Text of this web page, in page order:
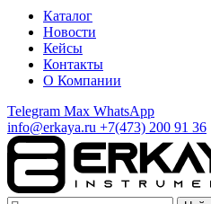
Каталог
Новости
Кейсы
Контакты
О Компании
Telegram Max WhatsApp
info@erkaya.ru +7(473) 200 91 36